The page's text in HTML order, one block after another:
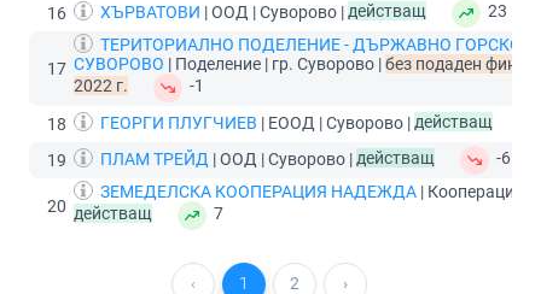
16
ХЪРВАТОВИ | ООД | Суворово |действащ 23
17
ТЕРИТОРИАЛНО ПОДЕЛЕНИЕ - ДЪРЖАВНО ГОРСКО
СУВОРОВО | Поделение | гр. Суворово |без подаден
2022 г.
-1
18
ГЕОРГИ ПЛУГЧИЕВ | ЕООД | Суворово |действащ
19
ПЛАМ ТРЕЙД | ООД | Суворово |действащ -6
20
ЗЕМЕДЕЛСКА КООПЕРАЦИЯ НАДЕЖДА | Кооперация |
действащ
7
‹ 1 2 ›